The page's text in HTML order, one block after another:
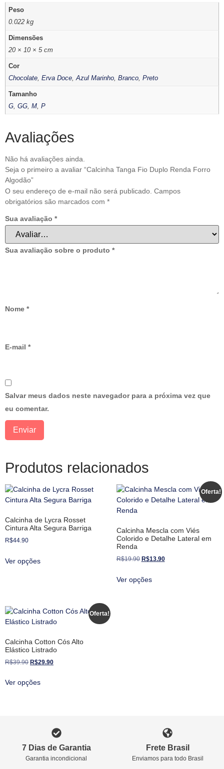
Peso
0.022 kg
Dimensões
20 × 10 × 5 cm
Cor
Chocolate,Erva Doce,Azul Marinho,Branco,Preto
Tamanho
G,GG,M,P
Avaliações
Não há avaliações ainda.
Seja o primeiro a avaliar “Calcinha Tanga Fio Duplo Renda Forro
Algodão”
O seu endereço de e-mail não será publicado. Campos
obrigatórios são marcados com *
Sua avaliação *
Sua avaliação sobre o produto *
Nome *
E-mail *
Salvar meus dados neste navegador para a próxima vez que
eu comentar.
Produtos relacionados
Calcinha de Lycra Rosset
Cintura Alta Segura Barriga
R$44.90
Ver opções
Oferta!
Calcinha Mescla com Viés
Colorido e Detalhe Lateral em
Renda
R$19.90 R$13.90
Ver opções
Oferta!
Calcinha Cotton Cós Alto
Elástico Listrado
R$39.90 R$29.90
Ver opções
7 Dias de Garantia
Garantia incondicional
Frete Brasil
Enviamos para todo Brasil